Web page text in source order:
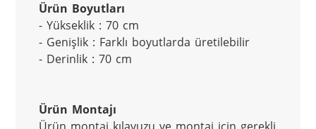
Ürün Boyutları
- Yükseklik : 70 cm
- Genişlik : Farklı boyutlarda üretilebilir
- Derinlik : 70 cm
Ürün Montajı